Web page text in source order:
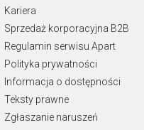
Kariera
Sprzedaż korporacyjna B2B
Regulamin serwisu Apart
Polityka prywatności
Informacja o dostępności
Teksty prawne
Zgłaszanie naruszeń